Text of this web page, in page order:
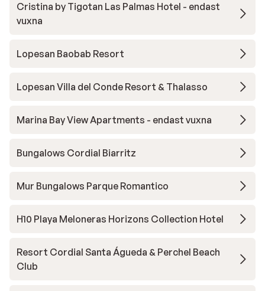
Cristina by Tigotan Las Palmas Hotel - endast
vuxna
Lopesan Baobab Resort
Lopesan Villa del Conde Resort & Thalasso
Marina Bay View Apartments - endast vuxna
Bungalows Cordial Biarritz
Mur Bungalows Parque Romantico
H10 Playa Meloneras Horizons Collection Hotel
Resort Cordial Santa Águeda & Perchel Beach
Club